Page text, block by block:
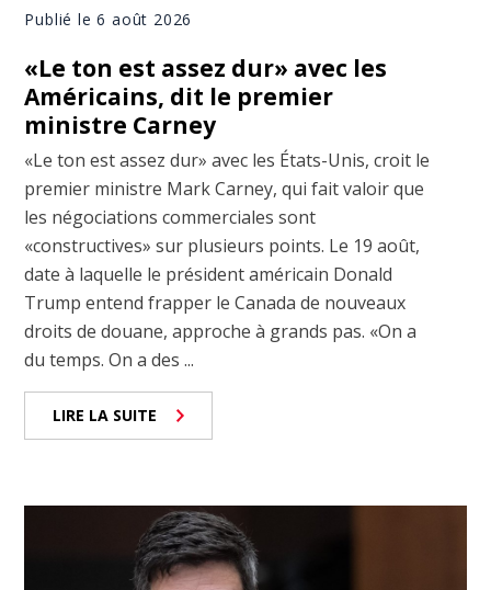
Publié le 6 août 2026
«Le ton est assez dur» avec les
Américains, dit le premier
ministre Carney
«Le ton est assez dur» avec les États-Unis, croit le
premier ministre Mark Carney, qui fait valoir que
les négociations commerciales sont
«constructives» sur plusieurs points. Le 19 août,
date à laquelle le président américain Donald
Trump entend frapper le Canada de nouveaux
droits de douane, approche à grands pas. «On a
du temps. On a des ...
LIRE LA SUITE